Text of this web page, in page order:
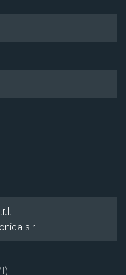
s.r.l.